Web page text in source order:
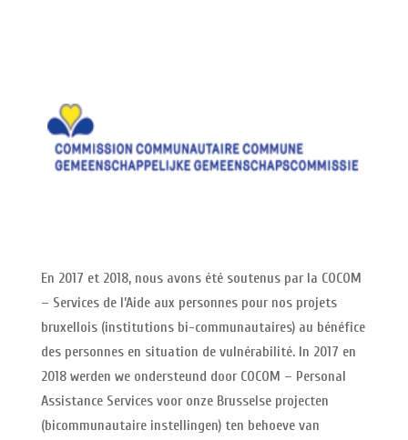
En 2017 et 2018, nous avons été soutenus par la COCOM
– Services de l’Aide aux personnes pour nos projets
bruxellois (institutions bi-communautaires) au bénéfice
des personnes en situation de vulnérabilité. In 2017 en
2018 werden we ondersteund door COCOM – Personal
Assistance Services voor onze Brusselse projecten
(bicommunautaire instellingen) ten behoeve van